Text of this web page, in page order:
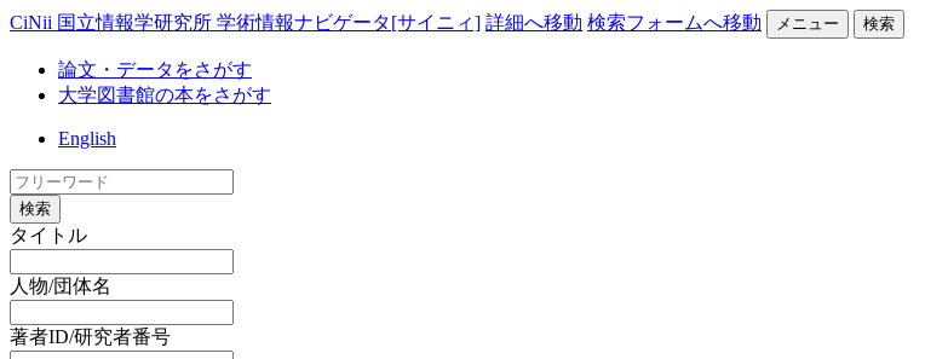
CiNii 国立情報学研究所 学術情報ナビゲータ[サイニィ] 詳細へ移動 検索フォームへ移動 メニュー 検索
論文・データをさがす
大学図書館の本をさがす
English
検索
タイトル
人物/団体名
著者ID/研究者番号